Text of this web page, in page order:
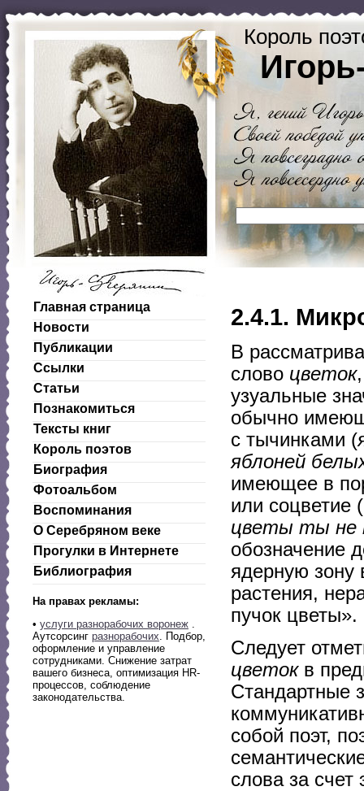
Король
Главная страница
Новости
Публикации
Ссылки
Статьи
Познакомиться
Тексты книг
Король поэтов
Биография
Фотоальбом
Воспоминания
О Серебряном веке
Прогулки в Интернете
Библиография
На правах рекламы:
• услуги разнорабочих воронеж .
Аутсорсинг разнорабочих. Подбор,
оформление и управление
сотрудниками. Снижение затрат
вашего бизнеса, оптимизация HR-
процессов, соблюдение
законодательства.
2.4.1.
В
слово цветок
узуальные
обычно
с тычинками (
яблоней
имеющее в
или соцветие (
цветы ты не
обозначение
ядерную зону
растения,
пучок цветы».
Следует
цветокв
Стандартные
собой поэт,
слова за счет